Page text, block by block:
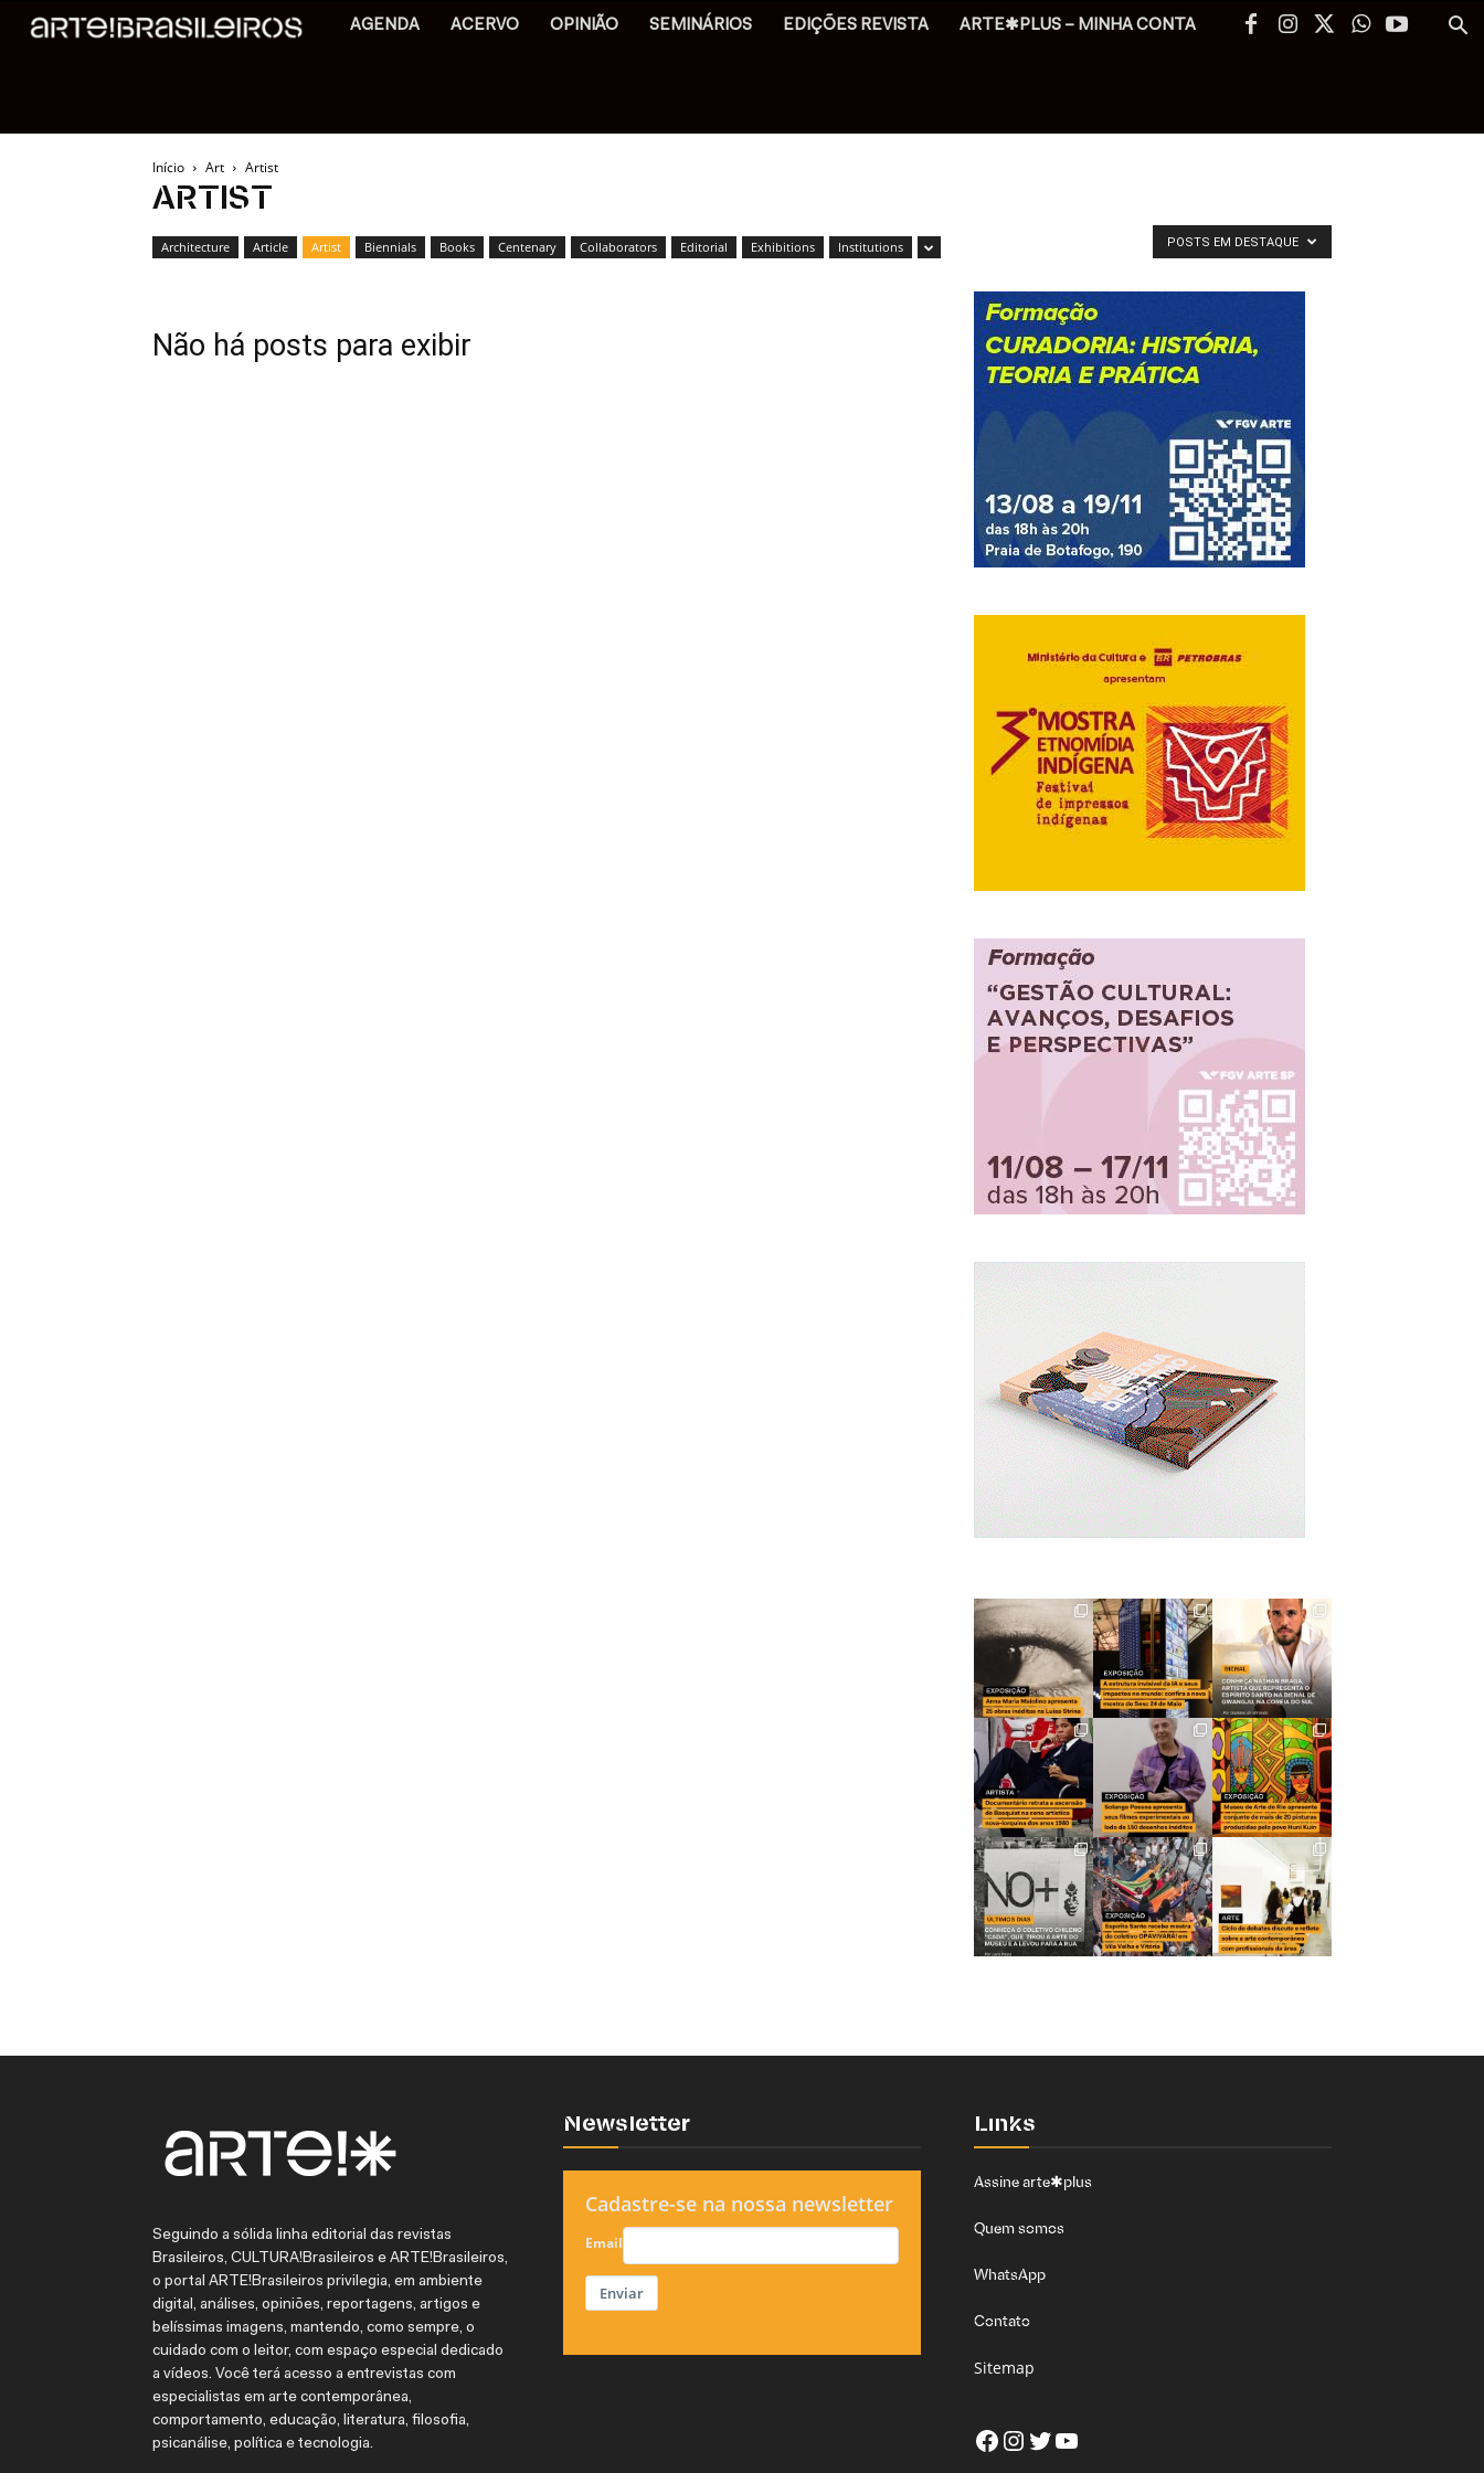
AGENDA ACERVO OPINIÃO SEMINÁRIOS EDIÇÕES REVISTA ARTE✱PLUS – MINHA CONTA
Início Art Artist
ARTIST
Architecture Article Artist Biennials Books Centenary Collaborators Editorial Exhibitions Institutions POSTS EM DESTAQUE
Não há posts para exibir
Seguindo a sólida linha editorial das revistas
Brasileiros, CULTURA!Brasileiros e ARTE!Brasileiros,
o portal ARTE!Brasileiros privilegia, em ambiente
digital, análises, opiniões, reportagens, artigos e
belíssimas imagens, mantendo, como sempre, o
cuidado com o leitor, com espaço especial dedicado
a vídeos. Você terá acesso a entrevistas com
especialistas em arte contemporânea,
comportamento, educação, literatura, filosofia,
psicanálise, política e tecnologia.
Newsletter
Cadastre-se na nossa newsletter
Email
Enviar
Links
Assine arte✱plus
Quem somos
WhatsApp
Contato
Sitemap
Facebook
Instagram
Twitter
Youtube